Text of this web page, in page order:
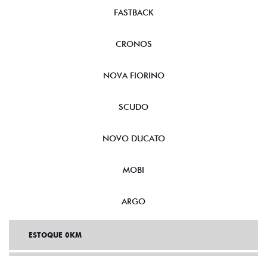
FASTBACK
CRONOS
NOVA FIORINO
SCUDO
NOVO DUCATO
MOBI
ARGO
ESTOQUE 0KM